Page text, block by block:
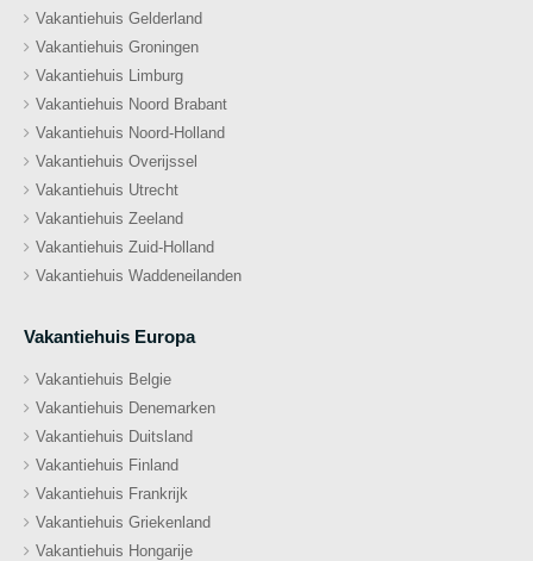
Vakantiehuis Gelderland
Vakantiehuis Groningen
Vakantiehuis Limburg
Vakantiehuis Noord Brabant
Vakantiehuis Noord-Holland
Vakantiehuis Overijssel
Vakantiehuis Utrecht
Vakantiehuis Zeeland
Vakantiehuis Zuid-Holland
Vakantiehuis Waddeneilanden
Vakantiehuis Europa
Vakantiehuis Belgie
Vakantiehuis Denemarken
Vakantiehuis Duitsland
Vakantiehuis Finland
Vakantiehuis Frankrijk
Vakantiehuis Griekenland
Vakantiehuis Hongarije